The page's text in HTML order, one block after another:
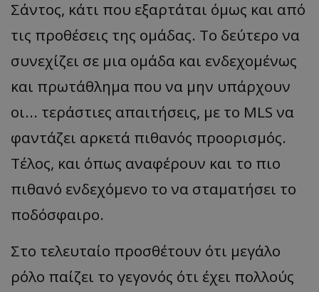
Σάντος, κάτι που εξαρτάται όμως και από
τις προθέσεις της ομάδας. Το δεύτερο να
συνεχίζει σε μια ομάδα και ενδεχομένως
και πρωτάθλημα που να μην υπάρχουν
οι... τεράστιες απαιτήσεις, με το MLS να
φαντάζει αρκετά πιθανός προορισμός.
Τέλος, και όπως αναφέρουν και το πιο
πιθανό ενδεχόμενο το να σταματήσει το
ποδόσφαιρο.
Στο τελευταίο προσθέτουν ότι μεγάλο
ρόλο παίζει το γεγονός ότι έχει πολλούς